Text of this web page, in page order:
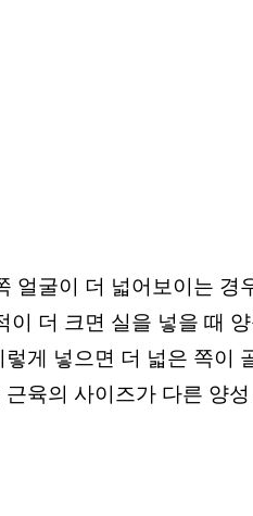
굴이 더 넓어보이는
이 더 크면 실을 넣을 때
게 넣으면 더 넓은 쪽이
근육의 사이즈가 다른 양